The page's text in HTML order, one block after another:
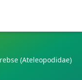
(Ateleopodidae)